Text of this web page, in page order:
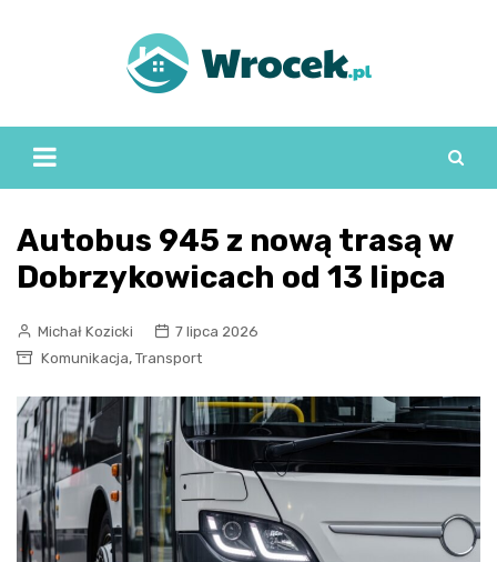
Autobus 945 z nową trasą w
Dobrzykowicach od 13 lipca
Michał Kozicki
7 lipca 2026
Komunikacja, Transport